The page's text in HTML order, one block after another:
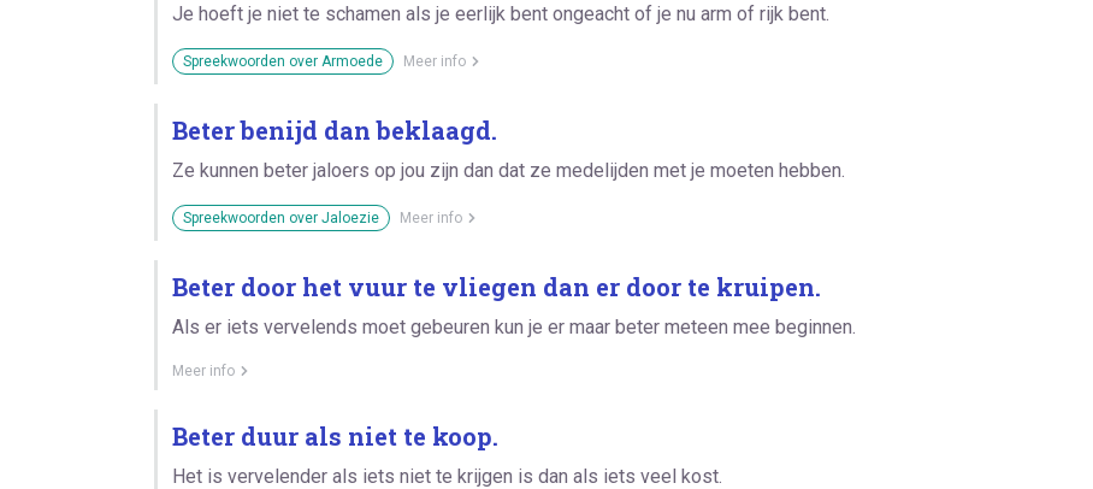
Je hoeft je niet te schamen als je eerlijk bent ongeacht of je nu arm of rijk bent.
Spreekwoorden over Armoede Meer info
Beter benijd dan beklaagd.
Ze kunnen beter jaloers op jou zijn dan dat ze medelijden met je moeten hebben.
Spreekwoorden over Jaloezie Meer info
Beter door het vuur te vliegen dan er door te kruipen.
Als er iets vervelends moet gebeuren kun je er maar beter meteen mee beginnen.
Meer info
Beter duur als niet te koop.
Het is vervelender als iets niet te krijgen is dan als iets veel kost.